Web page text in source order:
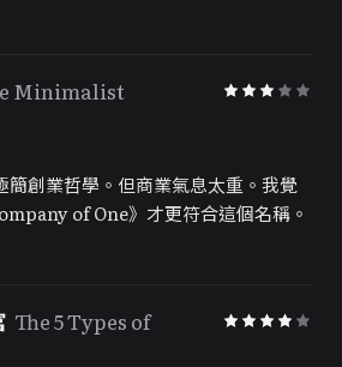
Minimalist
創業哲學。但商業氣息太重。我覺
of One》才更符合這個名稱。
The 5 Types of